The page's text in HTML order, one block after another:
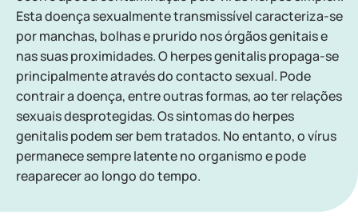
Esta doença sexualmente transmissível caracteriza-se
por manchas, bolhas e prurido nos órgãos genitais e
nas suas proximidades. O herpes genitalis propaga-se
principalmente através do contacto sexual. Pode
contrair a doença, entre outras formas, ao ter relações
sexuais desprotegidas. Os sintomas do herpes
genitalis podem ser bem tratados. No entanto, o vírus
permanece sempre latente no organismo e pode
reaparecer ao longo do tempo.